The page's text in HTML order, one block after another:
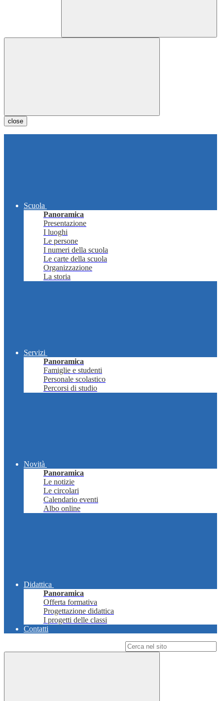
close
Scuola
Panoramica
Presentazione
I luoghi
Le persone
I numeri della scuola
Le carte della scuola
Organizzazione
La storia
Servizi
Panoramica
Famiglie e studenti
Personale scolastico
Percorsi di studio
Novità
Panoramica
Le notizie
Le circolari
Calendario eventi
Albo online
Didattica
Panoramica
Offerta formativa
Progettazione didattica
I progetti delle classi
Contatti